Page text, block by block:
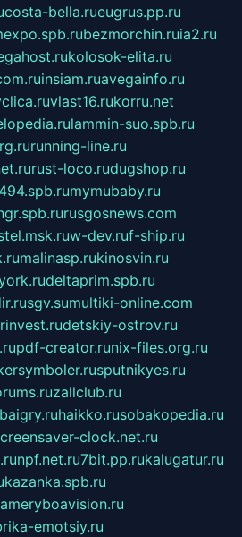
costa-bella.rueugrus.pp.ru
bezmorchin.ruia2.ru
kolosok-elita.ru
insiam.ruavegainfo.ru
vlast16.rukorru.net
lammin-suo.spb.ru
running-line.ru
rust-loco.rudugshop.ru
mymubaby.ru
rusgosnews.com
w-dev.ruf-ship.ru
malinasp.rukinosvin.ru
deltaprim.spb.ru
sgv.sumultiki-online.com
detskiy-ostrov.ru
pdf-creator.runix-files.org.ru
sputnikyes.ru
zallclub.ru
haikko.rusobakopedia.ru
clock.net.ru
npf.net.ru7bit.pp.rukalugatur.ru
kazanka.spb.ru
emotsiy.ru